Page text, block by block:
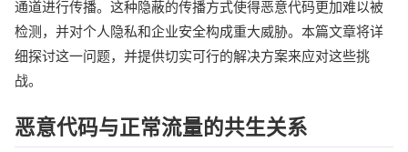
通道进行传播。这种隐蔽的传播方式使得恶意代码更加难以被
检测，并对个人隐私和企业安全构成重大威胁。本篇文章将详
细探讨这一问题，并提供切实可行的解决方案来应对这些挑
战。
恶意代码与正常流量的共生关系